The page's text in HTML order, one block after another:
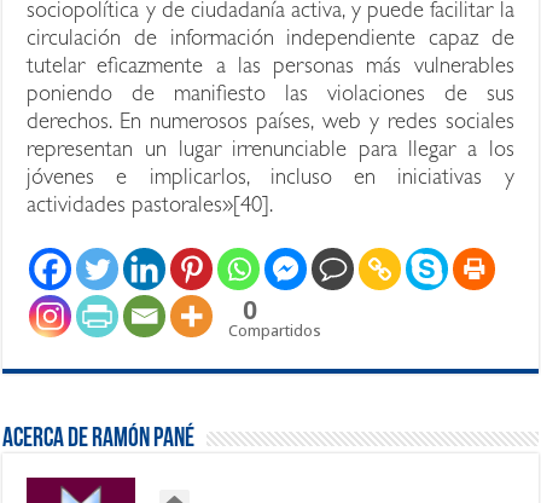
sociopolítica y de ciudadanía activa, y puede facilitar la
circulación de información independiente capaz de
tutelar eficazmente a las personas más vulnerables
poniendo de manifiesto las violaciones de sus
derechos. En numerosos países, web y redes sociales
representan un lugar irrenunciable para llegar a los
jóvenes e implicarlos, incluso en iniciativas y
actividades pastorales»[40].
0
Compartidos
Acerca de Ramón Pané